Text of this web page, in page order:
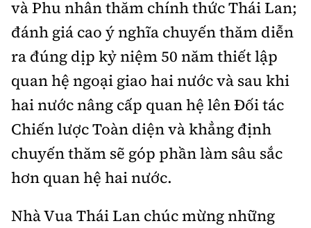
Tổng biên tập:Nguyễn Thị Hồng Nga
Phó Tổng biên tập:Nguyễn Sơn Tùng,
Nguyễn Đức Thắng, La Đức Hùng
Hotline:
0901 514 799
Quảng cáo và Phát hành:
0915 057 282
Email: bandoc@baoxaydung.vn
Cấm sao chép dưới mọi hình thức nếu không có sự
chấp thuận bằng văn bản.
và Phu nhân thăm chính thức Thái Lan;
đánh giá cao ý nghĩa chuyến thăm diễn
ra đúng dịp kỷ niệm 50 năm thiết lập
quan hệ ngoại giao hai nước và sau khi
hai nước nâng cấp quan hệ lên Đối tác
Chiến lược Toàn diện và khẳng định
chuyến thăm sẽ góp phần làm sâu sắc
hơn quan hệ hai nước.
Nhà Vua Thái Lan chúc mừng những